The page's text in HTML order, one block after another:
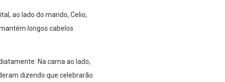
ao lado do marido, Celio,
longos cabelos
Na cama ao lado,
dizendo que celebrarão